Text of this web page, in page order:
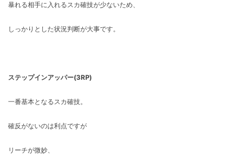
暴れる相手に入れるスカ確技が少ないため、
しっかりとした状況判断が大事です。
ステップインアッパー(3RP)
一番基本となるスカ確技。
確反がないのは利点ですが
リーチが微妙、